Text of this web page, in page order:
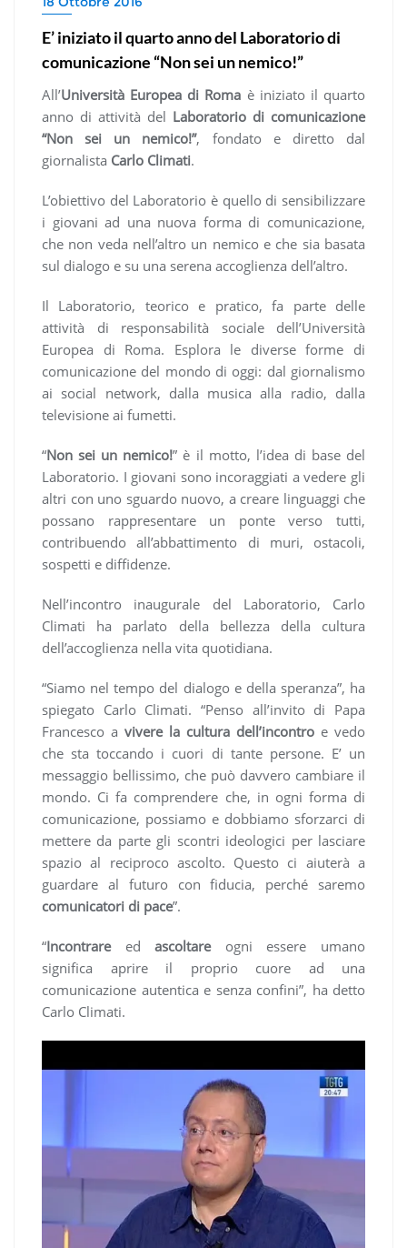
E’ iniziato il quarto anno del Laboratorio di
comunicazione “Non sei un nemico!”
All’Università Europea di Roma è iniziato il quarto
anno di attività del Laboratorio di comunicazione
“Non sei un nemico!”, fondato e diretto dal
giornalista Carlo Climati.
L’obiettivo del Laboratorio è quello di sensibilizzare
i giovani ad una nuova forma di comunicazione,
che non veda nell’altro un nemico e che sia basata
sul dialogo e su una serena accoglienza dell’altro.
Il Laboratorio, teorico e pratico, fa parte delle
attività di responsabilità sociale dell’Università
Europea di Roma. Esplora le diverse forme di
comunicazione del mondo di oggi: dal giornalismo
ai social network, dalla musica alla radio, dalla
televisione ai fumetti.
“Non sei un nemico!” è il motto, l’idea di base del
Laboratorio. I giovani sono incoraggiati a vedere gli
altri con uno sguardo nuovo, a creare linguaggi che
possano rappresentare un ponte verso tutti,
contribuendo all’abbattimento di muri, ostacoli,
sospetti e diffidenze.
Nell’incontro inaugurale del Laboratorio, Carlo
Climati ha parlato della bellezza della cultura
dell’accoglienza nella vita quotidiana.
“Siamo nel tempo del dialogo e della speranza”, ha
spiegato Carlo Climati. “Penso all’invito di Papa
Francesco a vivere la cultura dell’incontro e vedo
che sta toccando i cuori di tante persone. E’ un
messaggio bellissimo, che può davvero cambiare il
mondo. Ci fa comprendere che, in ogni forma di
comunicazione, possiamo e dobbiamo sforzarci di
mettere da parte gli scontri ideologici per lasciare
spazio al reciproco ascolto. Questo ci aiuterà a
guardare al futuro con fiducia, perché saremo
comunicatori di pace”.
“Incontrareedascoltareogni essere umano
significa aprire il proprio cuore ad una
comunicazione autentica e senza confini”, ha detto
Carlo Climati.